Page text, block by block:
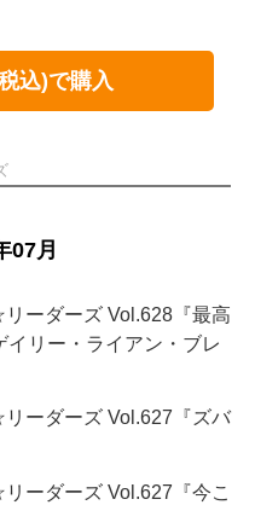
込)で購入
07月
ーダーズ Vol.628『最高
リー・ライアン・ブレ
ーダーズ Vol.627『ズバ
ーダーズ Vol.627『今こ